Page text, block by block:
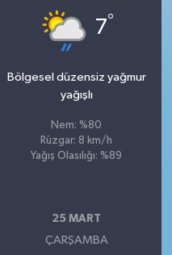
7°
Bölgesel düzensiz yağmur
yağışlı
Nem: %80
Rüzgar: 8 km/h
Yağış Olasılığı: %89
25 MART
ÇARŞAMBA